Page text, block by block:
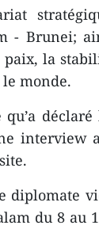
- Brunei;
la
le monde.
qu’a
interview
diplomate
du 8 au